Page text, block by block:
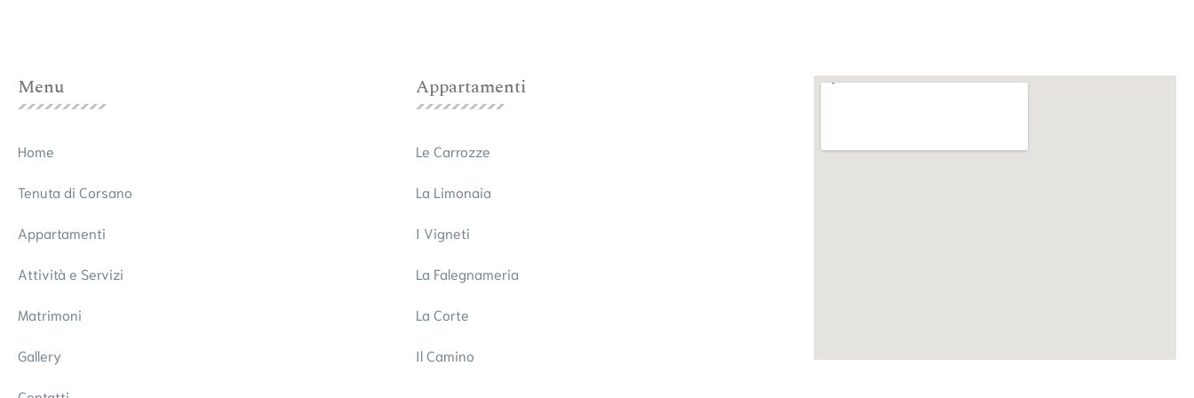
Menu
Home
Tenuta di Corsano
Appartamenti
Attività e Servizi
Matrimoni
Gallery
Appartamenti
Le Carrozze
La Limonaia
I Vigneti
La Falegnameria
La Corte
Il Camino